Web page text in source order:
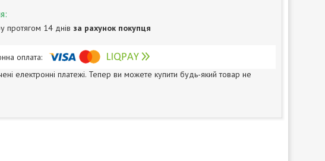
протягом 14 днів за рахунок покупця
електронні платежі. Тепер ви можете купити будь-який товар не